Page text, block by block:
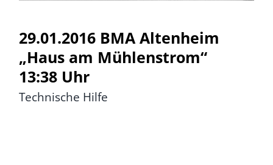
29.01.2016 BMA Altenheim
„Haus am Mühlenstrom“
13:38 Uhr
Technische Hilfe